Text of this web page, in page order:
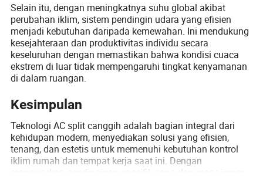
Selain itu, dengan meningkatnya suhu global akibat
perubahan iklim, sistem pendingin udara yang efisien
menjadi kebutuhan daripada kemewahan. Ini mendukung
kesejahteraan dan produktivitas individu secara
keseluruhan dengan memastikan bahwa kondisi cuaca
ekstrem di luar tidak mempengaruhi tingkat kenyamanan
di dalam ruangan.
Kesimpulan
Teknologi AC split canggih adalah bagian integral dari
kehidupan modern, menyediakan solusi yang efisien,
tenang, dan estetis untuk memenuhi kebutuhan kontrol
iklim rumah dan tempat kerja saat ini. Dengan
menawarkan pendinginan spesifik zona dan manajemen